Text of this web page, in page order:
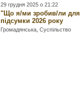
29 грудня 2025 о 21:22
"Що я/ми зробив/ли для
підсумки 2026 року
Громадянська ,Суспільство